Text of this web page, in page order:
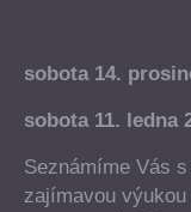
sobota 14.
sobota 11.
Seznámíme Vás
zajímavou